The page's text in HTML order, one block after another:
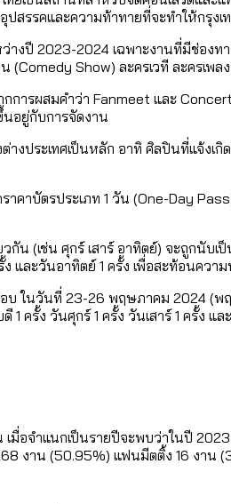
ายตาโลก
2025
Index 2025
นเกิด 18 เขตเป็นสังคมผู้สู
รุงเทพฯ
รคและความท้าทายที่จะทำให้กรุงเท
งปี 2023-2024 เฉพาะงานที่มีช่องท
Show) ละครเวที ละครเพล
รผสมคำว่า Fanmeet และ
นอยู่กับการจัดงาน
ระเทศเป็นหลัก อาทิ ศิลปินที่แจ้งเกิ
บัตรประเภท 1 วัน (One-Day
น (เช่น ศุกร์ เสาร์ อาทิตย์) จะถูกนับ
และวันอาทิตย์ 1 ครั้ง เพื่อสะท้อนค
รอบ ในวันที่ 23-26 พฤษภาคม 2024
รั้ง วันศุกร์ 1 ครั้ง วันเสาร์ 1 ครั้ง แล
อจำแนกเป็นรายปีจะพบว่าในปี
งาน (50.95%) แฟนมีตติ้ง 16 งาน